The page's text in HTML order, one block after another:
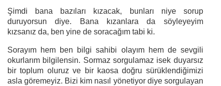
Şimdi bana bazıları kızacak, bunları niye sorup
duruyorsun diye. Bana kızanlara da söyleyeyim
kızsanız da, ben yine de soracağım tabi ki.
Sorayım hem ben bilgi sahibi olayım hem de sevgili
okurlarım bilgilensin. Sormaz sorgulamaz isek duyarsız
bir toplum oluruz ve bir kaosa doğru sürüklendiğimizi
asla göremeyiz. Bizi kim nasıl yönetiyor diye sorgulayan